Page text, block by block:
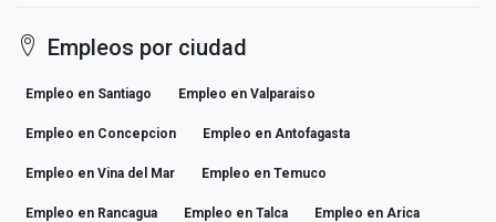
Empleos por ciudad
Empleo en Santiago Empleo en Valparaiso
Empleo en Concepcion Empleo en Antofagasta
Empleo en Vina del Mar Empleo en Temuco
Empleo en Rancagua Empleo en Talca Empleo en Arica